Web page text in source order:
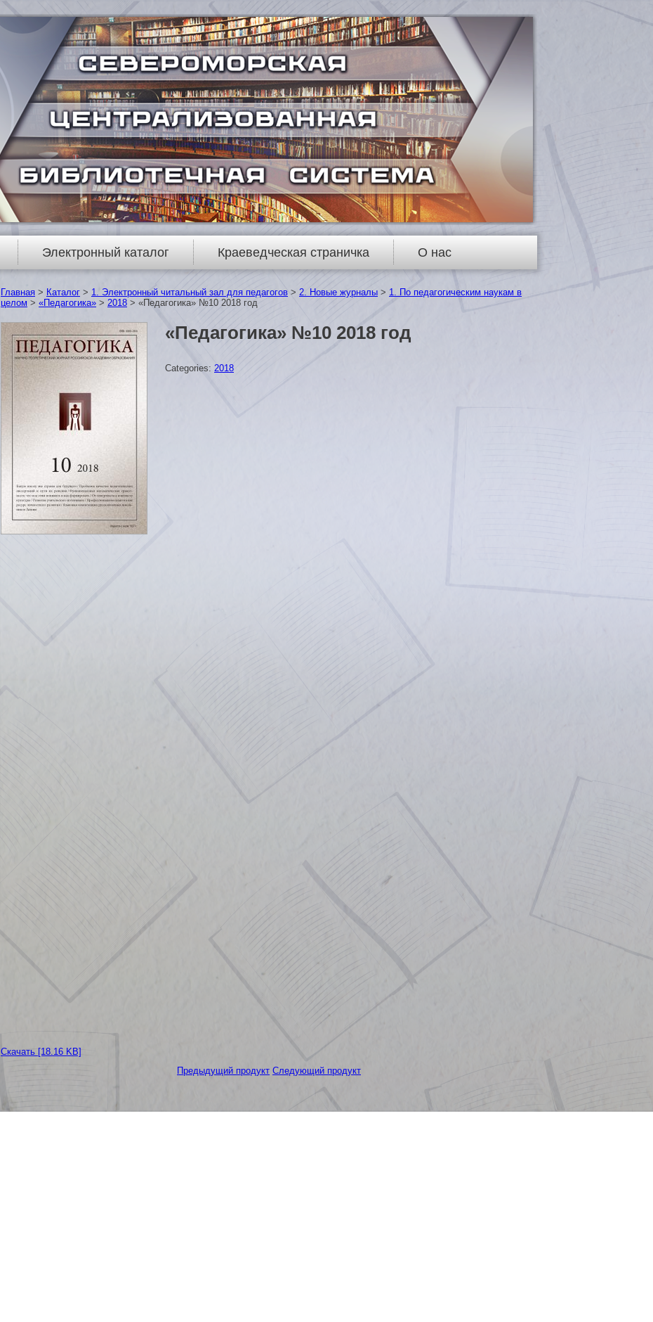
Электронный каталог Краеведческая страничка О нас
Главная > Каталог > 1. Электронный читальный зал для педагогов > 2. Новые журналы > 1. По педагогическим наукам в
целом > «Педагогика» > 2018 > «Педагогика» №10 2018 год
«Педагогика» №10 2018 год
Categories: 2018
Скачать [18.16 KB]
Предыдущий продукт Следующий продукт